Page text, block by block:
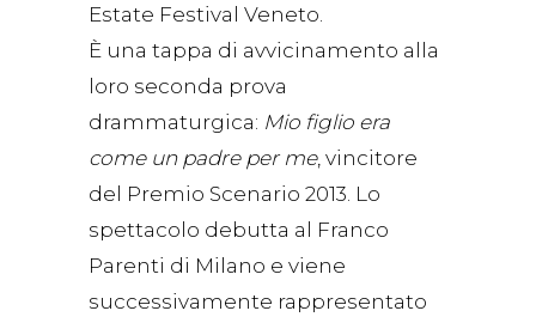
Estate Festival Veneto.
È una tappa di avvicinamento alla
loro seconda prova
drammaturgica: Mio figlio era
come un padre per me, vincitore
del Premio Scenario 2013. Lo
spettacolo debutta al Franco
Parenti di Milano e viene
successivamente rappresentato